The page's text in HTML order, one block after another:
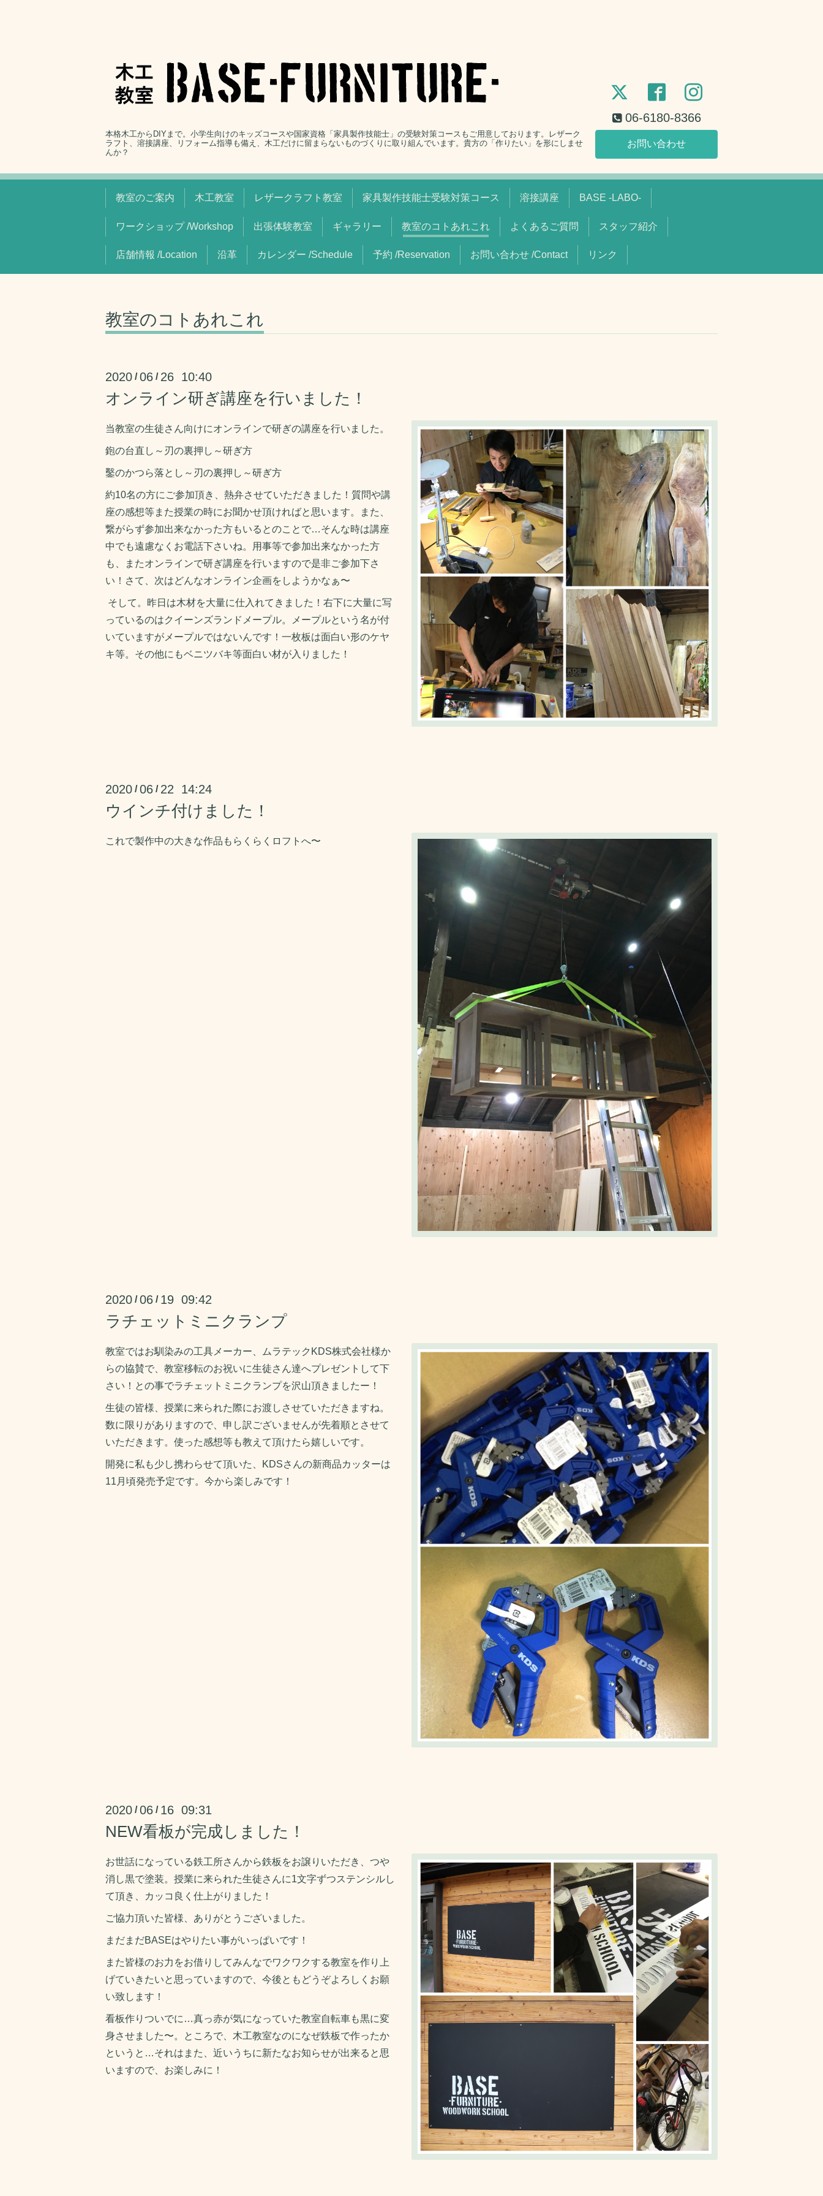
本格木工からDIYまで。小学生向けのキッズコースや国家資格「家具製作技能士」の受験対策コースもご用意しております。レザーク
ラフト、溶接講座、リフォーム指導も備え、木工だけに留まらないものづくりに取り組んでいます。貴方の「作りたい」を形にしませ
んか？
06-6180-8366
お問い合わせ
教室のご案内 木工教室 レザークラフト教室 家具製作技能士受験対策コース 溶接講座 BASE -LABO-
ワークショップ /Workshop 出張体験教室 ギャラリー 教室のコトあれこれ よくあるご質問 スタッフ紹介
店舗情報 /Location 沿革 カレンダー /Schedule 予約 /Reservation お問い合わせ /Contact リンク
教室のコトあれこれ
2020 /06 / 26 10:40
オンライン研ぎ講座を行いました！
当教室の生徒さん向けにオンラインで研ぎの講座を行いました。
鉋の台直し～刃の裏押し～研ぎ方
鑿のかつら落とし～刃の裏押し～研ぎ方
約10名の方にご参加頂き、熱弁させていただきました！質問や講
座の感想等また授業の時にお聞かせ頂ければと思います。また、
繋がらず参加出来なかった方もいるとのことで…そんな時は講座
中でも遠慮なくお電話下さいね。用事等で参加出来なかった方
も、またオンラインで研ぎ講座を行いますので是非ご参加下さ
い！さて、次はどんなオンライン企画をしようかなぁ〜
そして。昨日は木材を大量に仕入れてきました！右下に大量に写
っているのはクイーンズランドメープル。メープルという名が付
いていますがメープルではないんです！一枚板は面白い形のケヤ
キ等。その他にもベニツバキ等面白い材が入りました！
2020 /06 / 22 14:24
ウインチ付けました！
これで製作中の大きな作品もらくらくロフトへ〜
2020 /06 / 19 09:42
ラチェットミニクランプ
教室ではお馴染みの工具メーカー、ムラテックKDS株式会社様か
らの協賛で、教室移転のお祝いに生徒さん達へプレゼントして下
さい！との事でラチェットミニクランプを沢山頂きましたー！
生徒の皆様、授業に来られた際にお渡しさせていただきますね。
数に限りがありますので、申し訳ございませんが先着順とさせて
いただきます。使った感想等も教えて頂けたら嬉しいです。
開発に私も少し携わらせて頂いた、KDSさんの新商品カッターは
11月頃発売予定です。今から楽しみです！
2020 /06 / 16 09:31
NEW看板が完成しました！
お世話になっている鉄工所さんから鉄板をお譲りいただき、つや
消し黒で塗装。授業に来られた生徒さんに1文字ずつステンシルし
て頂き、カッコ良く仕上がりました！
ご協力頂いた皆様、ありがとうございました。
まだまだBASEはやりたい事がいっぱいです！
また皆様のお力をお借りしてみんなでワクワクする教室を作り上
げていきたいと思っていますので、今後ともどうぞよろしくお願
い致します！
看板作りついでに…真っ赤が気になっていた教室自転車も黒に変
身させました〜。ところで、木工教室なのになぜ鉄板で作ったか
というと…それはまた、近いうちに新たなお知らせが出来ると思
いますので、お楽しみに！